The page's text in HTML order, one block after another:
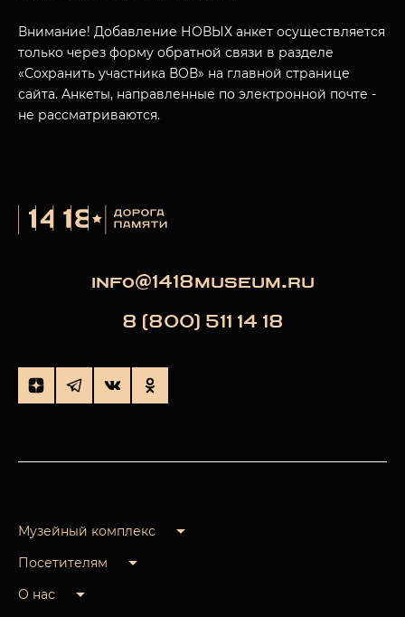
Внимание! Добавление НОВЫХ анкет осуществляется
только через форму обратной связи в разделе
«Сохранить участника ВОВ» на главной странице
сайта. Анкеты, направленные по электронной почте -
не рассматриваются.
info@1418museum.ru
8 (800) 511 14 18
Музейный комплекс
Посетителям
О нас